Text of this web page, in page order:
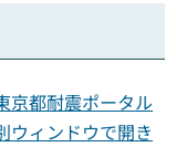
京都耐震ポータル
ウィンドウで開き